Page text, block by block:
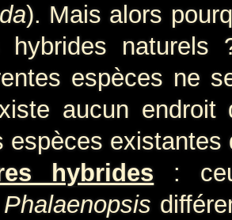
). Mais alors
hybrides
espèces ne
aucun endroit
espèces
hybrides :
Phalaenopsis